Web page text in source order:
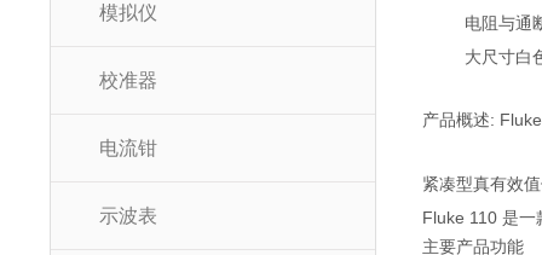
模拟仪
校准器
电流钳
示波表
电阻与通
大尺寸白
产品概述:
紧凑型真有效
Fluke 110 是一
主要产品功能